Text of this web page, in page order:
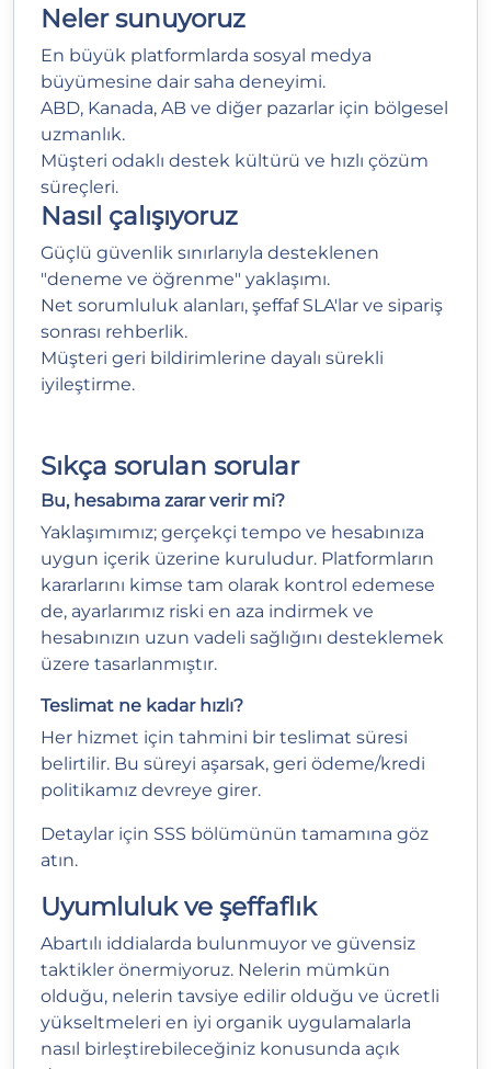
Neler sunuyoruz
En büyük platformlarda sosyal medya
büyümesine dair saha deneyimi.
ABD, Kanada, AB ve diğer pazarlar için bölgesel
uzmanlık.
Müşteri odaklı destek kültürü ve hızlı çözüm
süreçleri.
Nasıl çalışıyoruz
Güçlü güvenlik sınırlarıyla desteklenen
"deneme ve öğrenme" yaklaşımı.
Net sorumluluk alanları, şeffaf SLA'lar ve sipariş
sonrası rehberlik.
Müşteri geri bildirimlerine dayalı sürekli
iyileştirme.
Sıkça sorulan sorular
Bu, hesabıma zarar verir mi?
Yaklaşımımız; gerçekçi tempo ve hesabınıza
uygun içerik üzerine kuruludur. Platformların
kararlarını kimse tam olarak kontrol edemese
de, ayarlarımız riski en aza indirmek ve
hesabınızın uzun vadeli sağlığını desteklemek
üzere tasarlanmıştır.
Teslimat ne kadar hızlı?
Her hizmet için tahmini bir teslimat süresi
belirtilir. Bu süreyi aşarsak, geri ödeme/kredi
politikamız devreye girer.
Detaylar için SSS bölümünün tamamına göz
atın.
Uyumluluk ve şeffaflık
Abartılı iddialarda bulunmuyor ve güvensiz
taktikler önermiyoruz. Nelerin mümkün
olduğu, nelerin tavsiye edilir olduğu ve ücretli
yükseltmeleri en iyi organik uygulamalarla
nasıl birleştirebileceğiniz konusunda açık